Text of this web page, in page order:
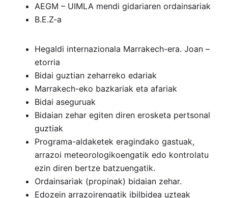
AEGM – UIMLA mendi gidariaren ordainsariak
B.E.Z-a
Hegaldi internazionala Marrakech-era. Joan –
etorria
Bidai guztian zeharreko edariak
Marrakech-eko bazkariak eta afariak
Bidai aseguruak
Bidaian zehar egiten diren erosketa pertsonal
guztiak
Programa-aldaketek eragindako gastuak,
arrazoi meteorologikoengatik edo kontrolatu
ezin diren bertze batzuengatik.
Ordainsariak (propinak) bidaian zehar.
Edozein arrazoirengatik ibilbidea uzteak